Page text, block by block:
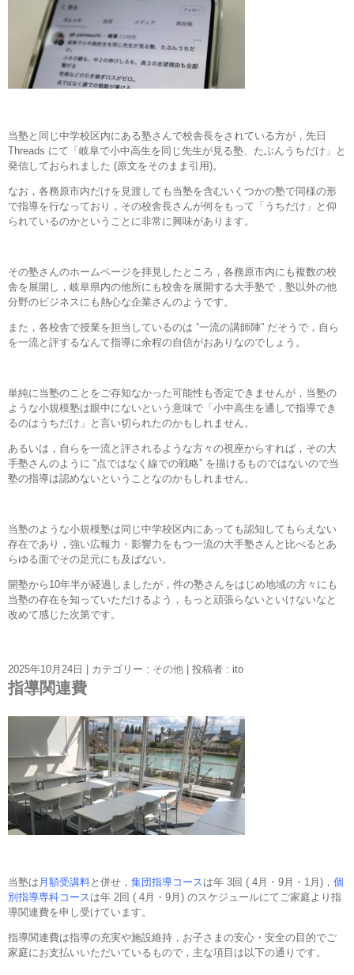
当塾と同じ中学校区内にある塾さんで校舎長をされている方が，先日
Threads にて「岐阜で小中高生を同じ先生が見る塾、たぶんうちだけ」と
発信しておられました (原文をそのまま引用)。
なお，各務原市内だけを見渡しても当塾を含むいくつかの塾で同様の形
で指導を行なっており，その校舎長さんが何をもって「うちだけ」と仰
られているのかということに非常に興味があります。
その塾さんのホームページを拝見したところ，各務原市内にも複数の校
舎を展開し，岐阜県内の他所にも校舎を展開する大手塾で，塾以外の他
分野のビジネスにも熱心な企業さんのようです。
また，各校舎で授業を担当しているのは “一流の講師陣” だそうで，自ら
を一流と評するなんて指導に余程の自信がおありなのでしょう。
単純に当塾のことをご存知なかった可能性も否定できませんが，当塾の
ような小規模塾は眼中にないという意味で「小中高生を通しで指導でき
るのはうちだけ」と言い切られたのかもしれません。
あるいは，自らを一流と評されるような方々の視座からすれば，その大
手塾さんのように “点ではなく線での戦略” を描けるものではないので当
塾の指導は認めないということなのかもしれません。
当塾のような小規模塾は同じ中学校区内にあっても認知してもらえない
存在であり，強い広報力・影響力をもつ一流の大手塾さんと比べるとあ
らゆる面でその足元にも及ばない。
開塾から10年半が経過しましたが，件の塾さんをはじめ地域の方々にも
当塾の存在を知っていただけるよう，もっと頑張らないといけないなと
改めて感じた次第です。
2025年10月24日 | カテゴリー : その他 | 投稿者 : ito
指導関連費
当塾は 月額受講料と併せ， 集団指導コース は年 3回 ( 4月・9月・1月)， 個
別指導専科コース は年 2回 ( 4月・9月) のスケジュールにてご家庭より指
導関連費を申し受けています。
指導関連費は指導の充実や施設維持，お子さまの安心・安全の目的でご
家庭にお支払いいただいているもので，主な項目は以下の通りです。